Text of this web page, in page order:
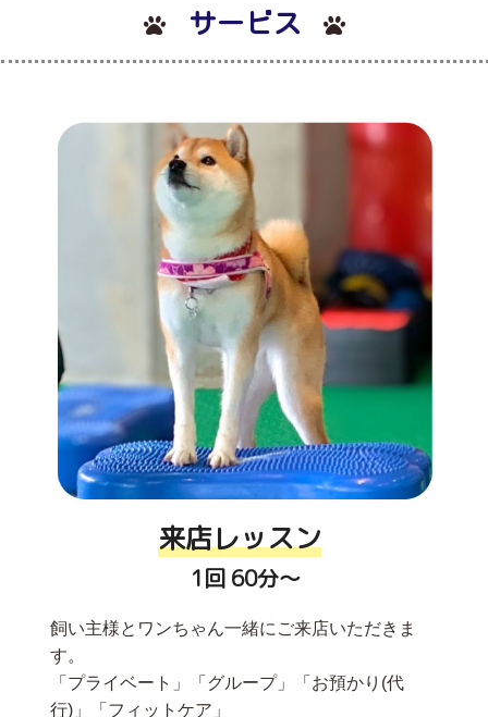
る
サービス
来店レッスン
1回 60分〜
飼い主様とワンちゃん一緒にご来店いただきま
す。
「プライベート」「グループ」「お預かり(代
行)」「フィットケア」